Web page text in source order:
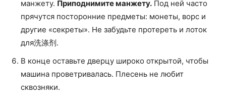
манжету. Приподнимите манжету. Под ней часто
прячутся посторонние предметы: монеты, ворс и
другие «секреты». Не забудьте протереть и лоток
для洗涤剂.
В конце оставьте дверцу широко открытой, чтобы
машина проветривалась. Плесень не любит
сквозняки.